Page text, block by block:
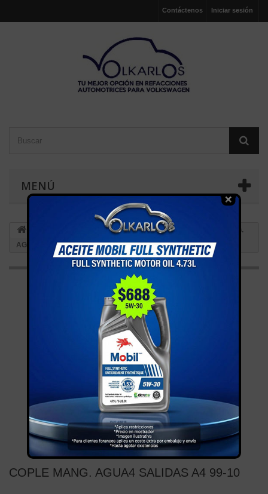
Iniciar sesión
Contáctenos
MENÚ
TUBOS Y MANGUERAS
COPLE MANG.
AGUA4 SALIDAS A4 99-10
COPLE MANG. AGUA4 SALIDAS A4 99-10